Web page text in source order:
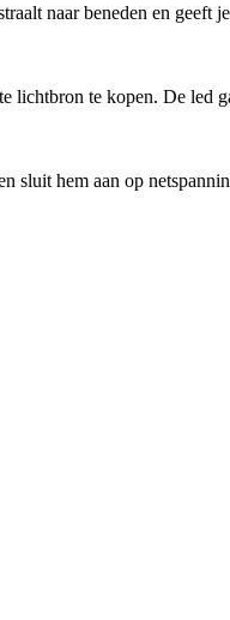
naar beneden en geeft
lichtbron te kopen. De led
sluit hem aan op